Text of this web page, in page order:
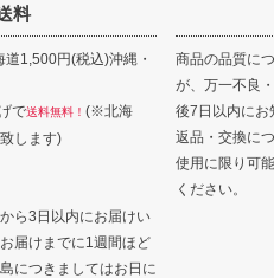
料
1,500円(税込)沖縄・
で送料無料！ (※北海
します)
ら3日以内にお届けい
届けまでに1週間ほど
につきましてはお日に
商品の品質に
が、万一不良
後7日以内にお
返品・交換に
使用に限り可
ください。